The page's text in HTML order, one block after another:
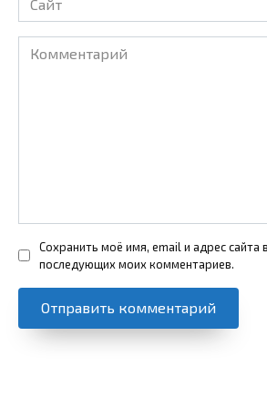
Комментарий
Сохранить моё имя, email и адрес сайта
последующих моих комментариев.